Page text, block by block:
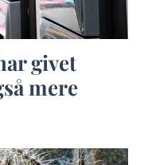
givet
mere